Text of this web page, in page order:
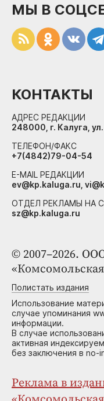
© 2007–2026.
Полистать издания
Использование
случае упоминания
информации.
В случае
активная
без заключения в no-
Реклама в
МЫ В
КОНТАКТЫ
АДРЕС РЕДАКЦИИ
248000, г. Калуга,
ТЕЛЕФОН/ФАКС
+7(4842)79-04-54
E-MAIL РЕДАКЦИИ
ev@kp.kaluga.ru,
ОТДЕЛ РЕКЛАМЫ НА
sz@kp.kaluga.ru